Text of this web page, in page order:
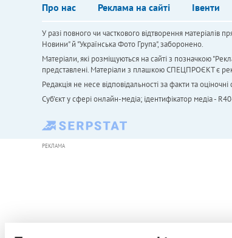
Про нас Реклама на сайті Івенти
У разі повного чи часткового відтворення матеріалів
Новини" й "Українська Фото Група", заборонено.
Матеріали, які розміщуються на сайті з позначкою
представлені. Матеріали з плашкою СПЕЦПРОЄКТ є
Редакція не несе відповідальності за факти та
Cуб'єкт у сфері онлайн-медіа; ідентифікатор медіа -
РЕКЛАМА